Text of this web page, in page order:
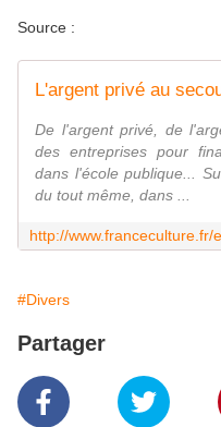
Source :
L'argent privé au
De l'argent privé, de
des entreprises pour
dans l'école publique...
du tout même, dans ...
#Divers
Partager